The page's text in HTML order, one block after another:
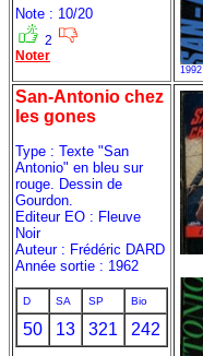
Note : 10/20
2
Noter
1992
San-Antonio chez
les gones
Type : Texte "San
Antonio" en bleu sur
rouge. Dessin de
Gourdon.
Editeur EO : Fleuve
Noir
Auteur : Frédéric DARD
Année sortie : 1962
D SA SP Bio
50 13 321 242